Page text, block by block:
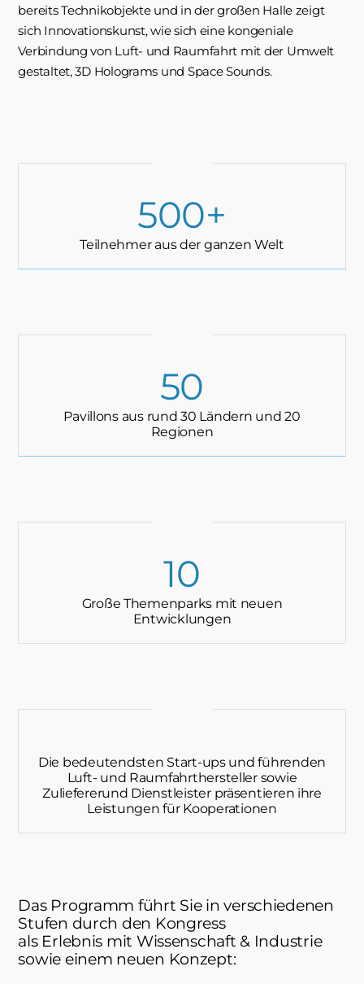
bereits Technikobjekte und in der großen Halle zeigt
sich Innovationskunst, wie sich eine kongeniale
Verbindung von Luft- und Raumfahrt mit der Umwelt
gestaltet, 3D Holograms und Space Sounds.
500
Teilnehmer aus der ganzen Welt
50
Pavillons aus rund 30 Ländern und 20
Regionen
10
Große Themenparks mit neuen
Entwicklungen
Die bedeutendsten Start-ups und führenden
Luft- und Raumfahrthersteller sowie
Zuliefererund Dienstleister präsentieren ihre
Leistungen für Kooperationen
Das Programm führt Sie in verschiedenen
Stufen durch den Kongress
als Erlebnis mit Wissenschaft & Industrie
sowie einem neuen Konzept: